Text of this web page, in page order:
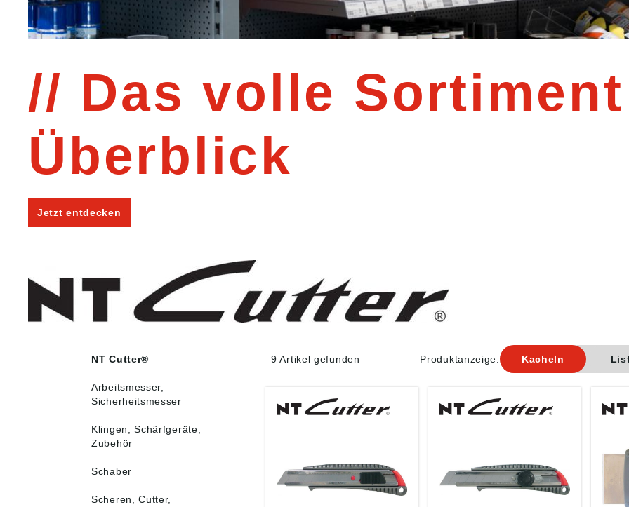
Das volle
Überblick
Jetzt entdecken
NT Cutter®
Arbeitsmesser,
Sicherheitsmesser
Klingen, Schärfgeräte,
Zubehör
Schaber
Scheren, Cutter,
9 Artikel gefunden Produktanzeige: Kacheln